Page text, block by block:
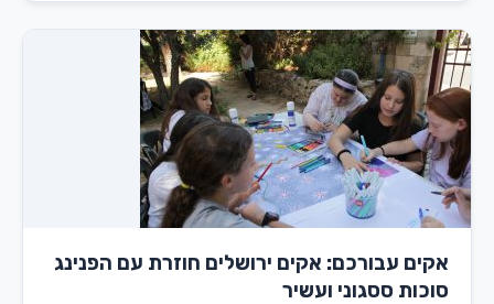
אקים עבורכם: אקים ירושלים חוזרת עם הפנינג
סוכות ססגוני ועשיר